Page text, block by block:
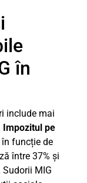
în
include mai
Impozitul pe
funcție de
între 37% și
MIG